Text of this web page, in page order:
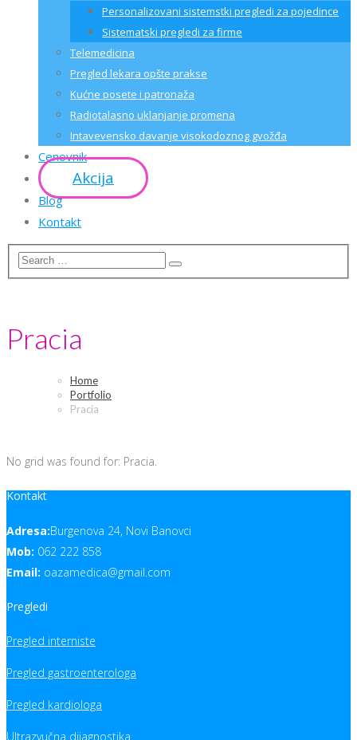
Personalizovani sistemstki pregledi za pojedince
Sistematski pregledi za firme
Telemedicina
Pregled lekara opšte prakse
Kućne posete i patronaža
Radiotalasno uklanjanje promena
Intavevensko davanje visokodoznog gvožđa
Cenovnik
Akcija
Blog
Kontakt
Pracia
Home
Portfolio
Pracia
No grid was found for: Pracia.
Kontakt
Adresa:Burgenova 24, Novi Banovci
Mob: 062 222 858
Email: oazamedica@gmail.com
Pregledi
Pregled interniste
Pregled gastroenterologa
Pregled kardiologa
Ultrazvučna dijagnostika